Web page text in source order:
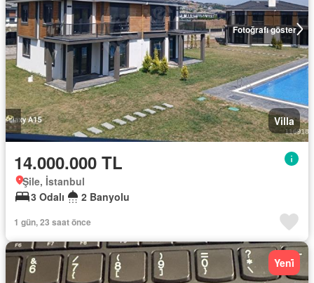
Fotoğrafı göster
Villa
14.000.000 TL
Şile, İstanbul
3 Odalı
2 Banyolu
1 gün, 23 saat önce
Yeni̇